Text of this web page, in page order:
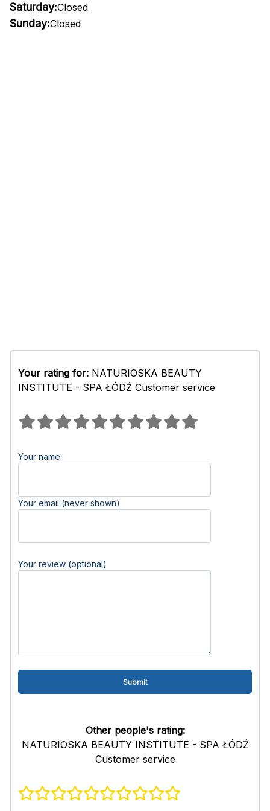
Saturday:Closed
Sunday:Closed
Your rating for: NATURIOSKA BEAUTY
INSTITUTE - SPA ŁÓDŹ Customer service
Your name
Your email (never shown)
Your review (optional)
Other people's rating:
NATURIOSKA BEAUTY INSTITUTE - SPA ŁÓDŹ
Customer service